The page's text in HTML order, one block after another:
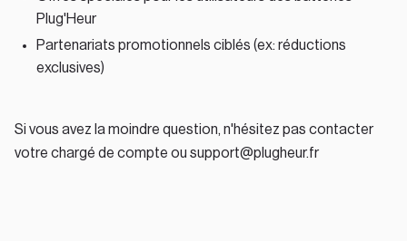
Plug'Heur
Partenariats promotionnels ciblés (ex: réductions
exclusives)
Si vous avez la moindre question, n'hésitez pas contacter
votre chargé de compte ou support@plugheur.fr